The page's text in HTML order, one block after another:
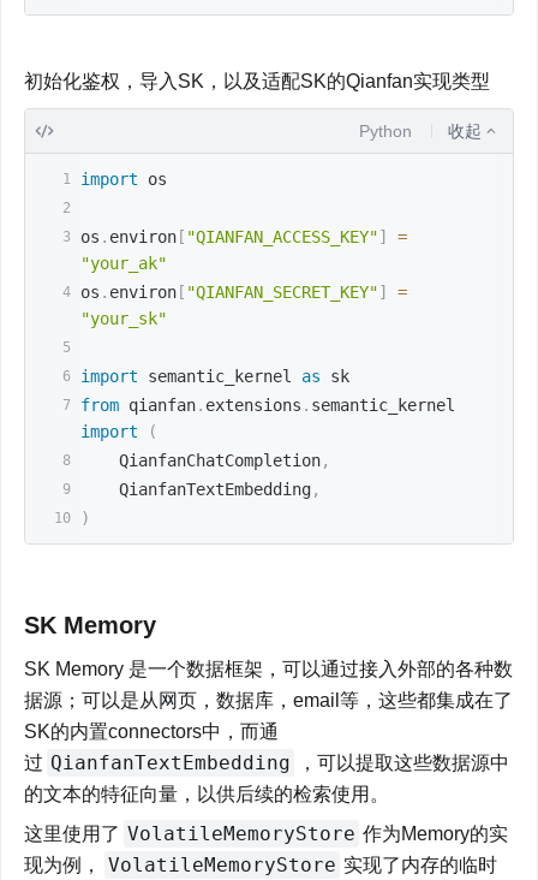
初始化鉴权，导入SK，以及适配SK的Qianfan实现类型
Python 收起
import os
os . environ [ "QIANFAN_ACCESS_KEY"]
=
"your_ak"
os . environ [ "QIANFAN_SECRET_KEY"]
=
"your_sk"
import semantic_kernel as sk
from qianfan. extensions .
import
(
    QianfanChatCompletion
,
    QianfanTextEmbedding
,
)
SK Memory
SK Memory 是一个数据框架，可以通过接入外部的各种数
据源；可以是从网页，数据库，email等，这些都集成在了
SK的内置connectors中，而通
过 QianfanTextEmbedding
，可以提取这些数据源中
的文本的特征向量，以供后续的检索使用。
这里使用了 VolatileMemoryStore 作为Memory的实
现为例，
VolatileMemoryStore 实现了内存的临时